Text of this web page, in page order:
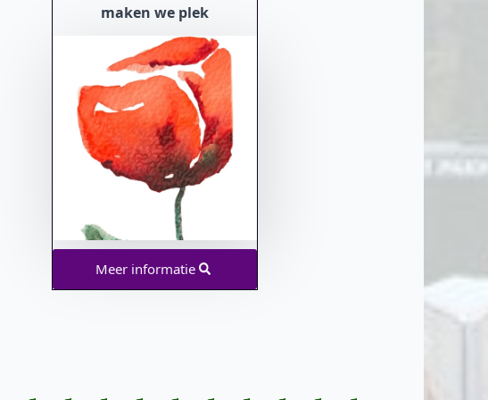
maken we plek
Meer informatie